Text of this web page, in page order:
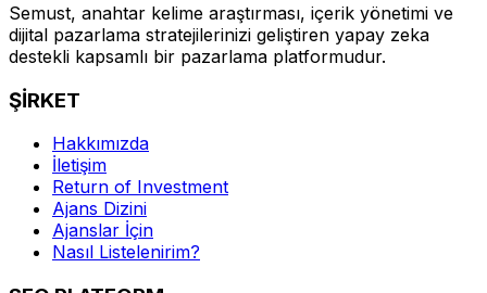
Semust, anahtar kelime araştırması, içerik yönetimi ve
dijital pazarlama stratejilerinizi geliştiren yapay zeka
destekli kapsamlı bir pazarlama platformudur.
ŞİRKET
Hakkımızda
İletişim
Return of Investment
Ajans Dizini
Ajanslar İçin
Nasıl Listelenirim?